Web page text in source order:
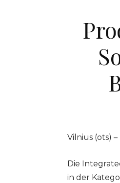
Vilnius (ots) –
Die
in der